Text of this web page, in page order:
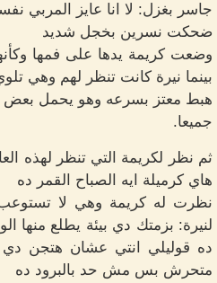
جاسر بغزل: لا انا عايز المربي
ضحكت نسرين بخجل شديد
وضعت كريمة يدها على فمها
بينما نيرة كانت تنظر لهم وهي
هبط معتز بسرعه وهو يحمل بعض
جميعا.
ثم نظر لكريمة التي تنظر لهذه
هاي كرميلة ايه الصباح القمر ده
نظرت له كريمة وهي لا
لنيرة: بزمتك دي بيئة يطلع منها
ده قوليلي انتي عشان هتجن دي
متحرش بس مش حد بالبرود ده